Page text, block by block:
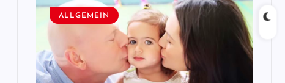
ALLGEMEIN